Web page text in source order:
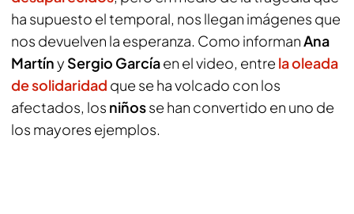
ha supuesto el temporal, nos llegan imágenes que
nos devuelven la esperanza. Como informanAna
Martíny Sergio Garcíaen el video, entre la oleada
de solidaridad que se ha volcado con los
afectados, los niñosse han convertido en uno de
los mayores ejemplos.